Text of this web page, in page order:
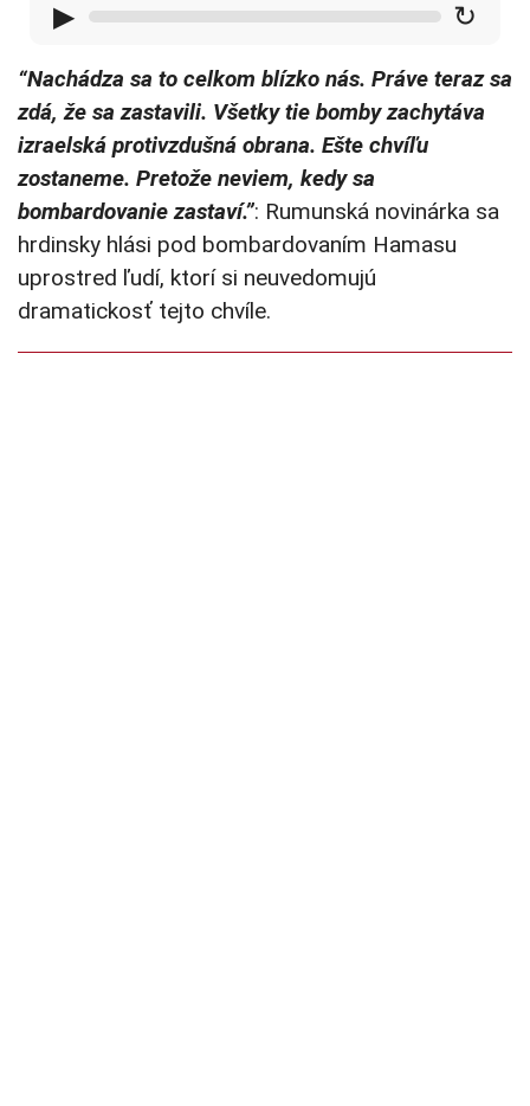
▶ ↻
“Nachádza sa to celkom blízko nás. Práve teraz sa
zdá, že sa zastavili. Všetky tie bomby zachytáva
izraelská protivzdušná obrana. Ešte chvíľu
zostaneme. Pretože neviem, kedy sa
bombardovanie zastaví.”: Rumunská novinárka sa
hrdinsky hlási pod bombardovaním Hamasu
uprostred ľudí, ktorí si neuvedomujú
dramatickosť tejto chvíle.